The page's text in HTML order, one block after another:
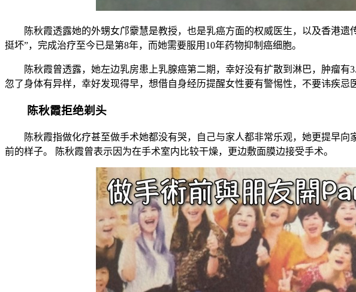
陈秋霞透露她的外甥女邝靀慧是教授，也是乳癌方面的权威医生，以及香港
挺坏”，完成治疗至今已是第8年，而她需要服用10年药物抑制癌细胞。
陈秋霞曾透露，她左边乳房患上乳腺癌第二期，幸好没有扩散到淋巴，肿瘤
忽了身体有异样，幸好发现得早，想借自身经历提醒女性要有警惕性，不要讳疾
陈秋霞拒绝剃头
陈秋霞指做化疗甚至做手术她都没有哭，自己与家人都非常乐观，她更提早
前的样子。 陈秋霞曾表示因为在手术室内比较干燥，更边敷面膜边接受手术。